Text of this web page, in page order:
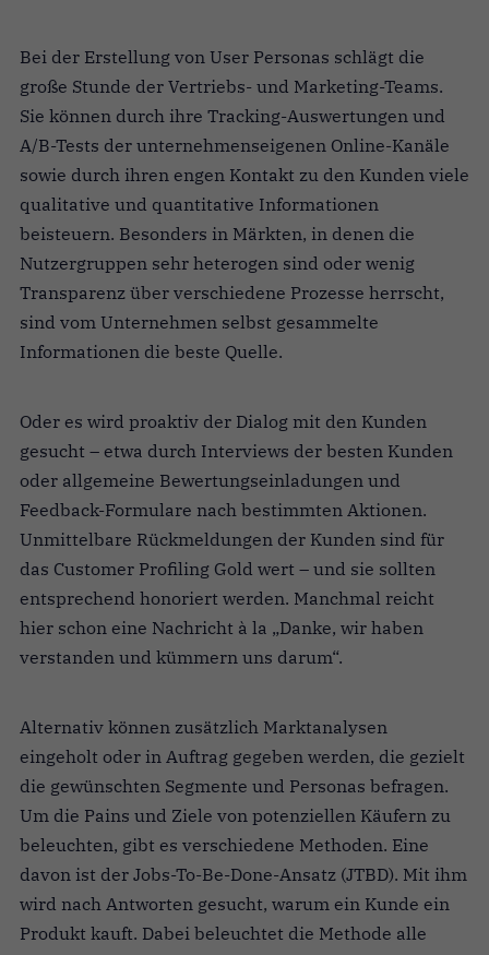
Bei der Erstellung von User Personas schlägt die
große Stunde der Vertriebs- und Marketing-Teams.
Sie können durch ihre Tracking-Auswertungen und
A/B-Tests der unternehmenseigenen Online-Kanäle
sowie durch ihren engen Kontakt zu den Kunden viele
qualitative und quantitative Informationen
beisteuern. Besonders in Märkten, in denen die
Nutzergruppen sehr heterogen sind oder wenig
Transparenz über verschiedene Prozesse herrscht,
sind vom Unternehmen selbst gesammelte
Informationen die beste Quelle.
Oder es wird proaktiv der Dialog mit den Kunden
gesucht – etwa durch Interviews der besten Kunden
oder allgemeine Bewertungseinladungen und
Feedback-Formulare nach bestimmten Aktionen.
Unmittelbare Rückmeldungen der Kunden sind für
das Customer Profiling Gold wert – und sie sollten
entsprechend honoriert werden. Manchmal reicht
hier schon eine Nachricht à la „Danke, wir haben
verstanden und kümmern uns darum“.
Alternativ können zusätzlich Marktanalysen
eingeholt oder in Auftrag gegeben werden, die gezielt
die gewünschten Segmente und Personas befragen.
Um die Pains und Ziele von potenziellen Käufern zu
beleuchten, gibt es verschiedene Methoden. Eine
davon ist der Jobs-To-Be-Done-Ansatz (JTBD). Mit ihm
wird nach Antworten gesucht, warum ein Kunde ein
Produkt kauft. Dabei beleuchtet die Methode alle